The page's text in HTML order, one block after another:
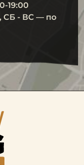
19:00
СБ - ВС — по